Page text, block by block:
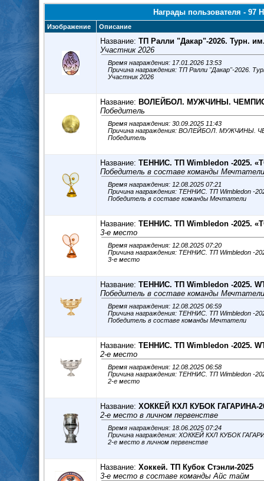
Награды пользователя - 97
Изображение Описание
Название: ТП Ралли "Дакар"-2026. Турн.
Участник 2026
Время награждения: 17.01.2026 13:53
Причина награждения: ТП Ралли "Дакар"-2026.
Участник 2026
Название: ВОЛЕЙБОЛ. МУЖЧИНЫ.
Победитель
Время награждения: 30.09.2025 11:43
Причина награждения: ВОЛЕЙБОЛ. МУЖЧИНЫ.
Победитель
Название: ТЕННИС. ТП Wimbledon -2025.
Победитель в составе команды Мечтатели
Время награждения: 12.08.2025 07:21
Причина награждения: ТЕННИС. ТП Wimbledon -
Победитель в составе команды Мечтатели
Название: ТЕННИС. ТП Wimbledon -2025.
3-е место
Время награждения: 12.08.2025 07:20
Причина награждения: ТЕННИС. ТП Wimbledon -
3-е место
Название: ТЕННИС. ТП Wimbledon -2025.
Победитель в составе команды Мечтатели
Время награждения: 12.08.2025 06:59
Причина награждения: ТЕННИС. ТП Wimbledon -
Победитель в составе команды Мечтатели
Название: ТЕННИС. ТП Wimbledon -2025.
2-е место
Время награждения: 12.08.2025 06:58
Причина награждения: ТЕННИС. ТП Wimbledon -
2-е место
Название: ХОККЕЙ КХЛ КУБОК ГАГАРИНА-
2-е место в личном первенстве
Время награждения: 18.06.2025 07:24
Причина награждения: ХОККЕЙ КХЛ КУБОК
2-е место в личном первенстве
Название: Хоккей. ТП Кубок Стэнли-2025
3-е место в составе команды Айс тайм